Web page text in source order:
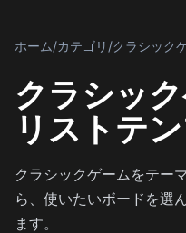
ホーム/カテゴリ /クラシック
クラシッ
リストテ
クラシックゲームをテー
ら、使いたいボードを選
ます。